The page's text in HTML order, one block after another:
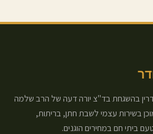
בהשגחת בד"צ יורה דעה של הרב שלמה
בשירות עצמי לשבת חתן, בריתות,
ביתי חם במחירים הוגנים.